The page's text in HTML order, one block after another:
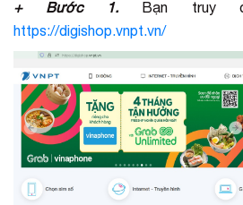
+ Bước 1.Bạn truy
https://digishop.vnpt.vn/